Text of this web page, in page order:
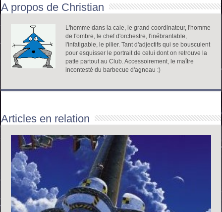
A propos de Christian
L'homme dans la cale, le grand coordinateur, l'homme
de l'ombre, le chef d'orchestre, l'inébranlable,
l'infatigable, le pilier. Tant d'adjectifs qui se bousculent
pour esquisser le portrait de celui dont on retrouve la
patte partout au Club. Accessoirement, le maître
incontesté du barbecue d'agneau :)
Articles en relation